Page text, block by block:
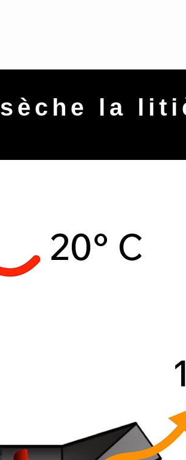
sèche la
20° C